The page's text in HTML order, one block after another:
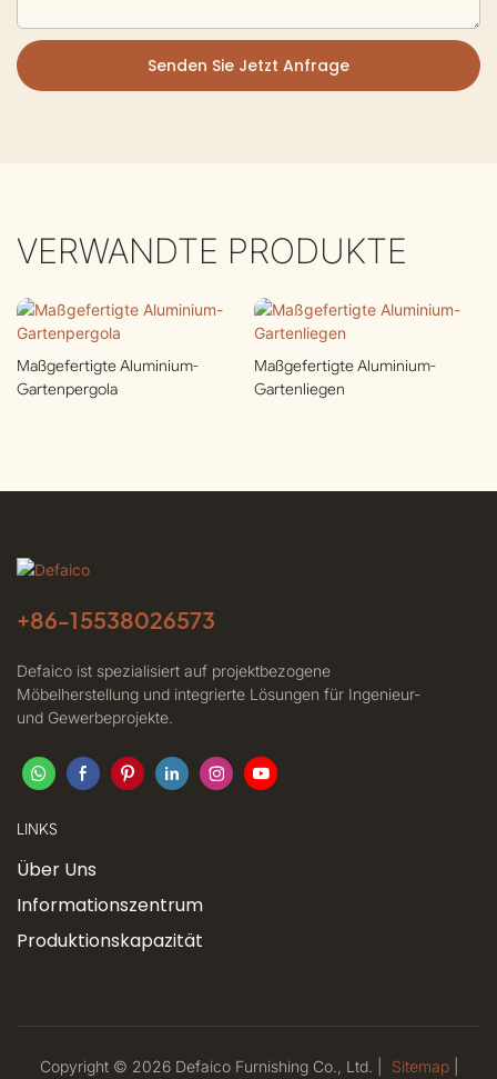
Senden Sie Jetzt Anfrage
VERWANDTE PRODUKTE
Maßgefertigte Aluminium-
Gartenpergola
Maßgefertigte Aluminium-
Gartenliegen
+86-15538026573
Defaico ist spezialisiert auf projektbezogene
Möbelherstellung und integrierte Lösungen für Ingenieur-
und Gewerbeprojekte.
LINKS
Über Uns
Informationszentrum
Produktionskapazität
Copyright © 2026 Defaico Furnishing Co., Ltd. | Sitemap